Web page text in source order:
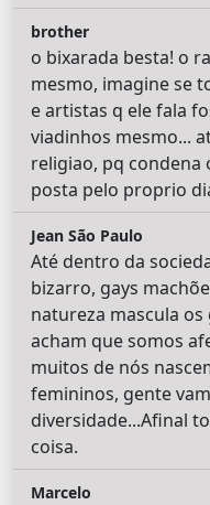
brother
o bixarada besta! o
mesmo, imagine se
e artistas q ele fala
viadinhos mesmo...
religiao, pq condena
posta pelo proprio
Jean São Paulo
Até dentro da
bizarro, gays
natureza mascula os
acham que somos
muitos de nós
femininos, gente
diversidade...Afinal
coisa.
Marcelo